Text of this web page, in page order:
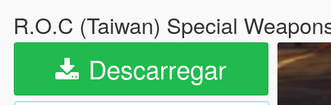
R.O.C (Taiwan) Special
Descarregar